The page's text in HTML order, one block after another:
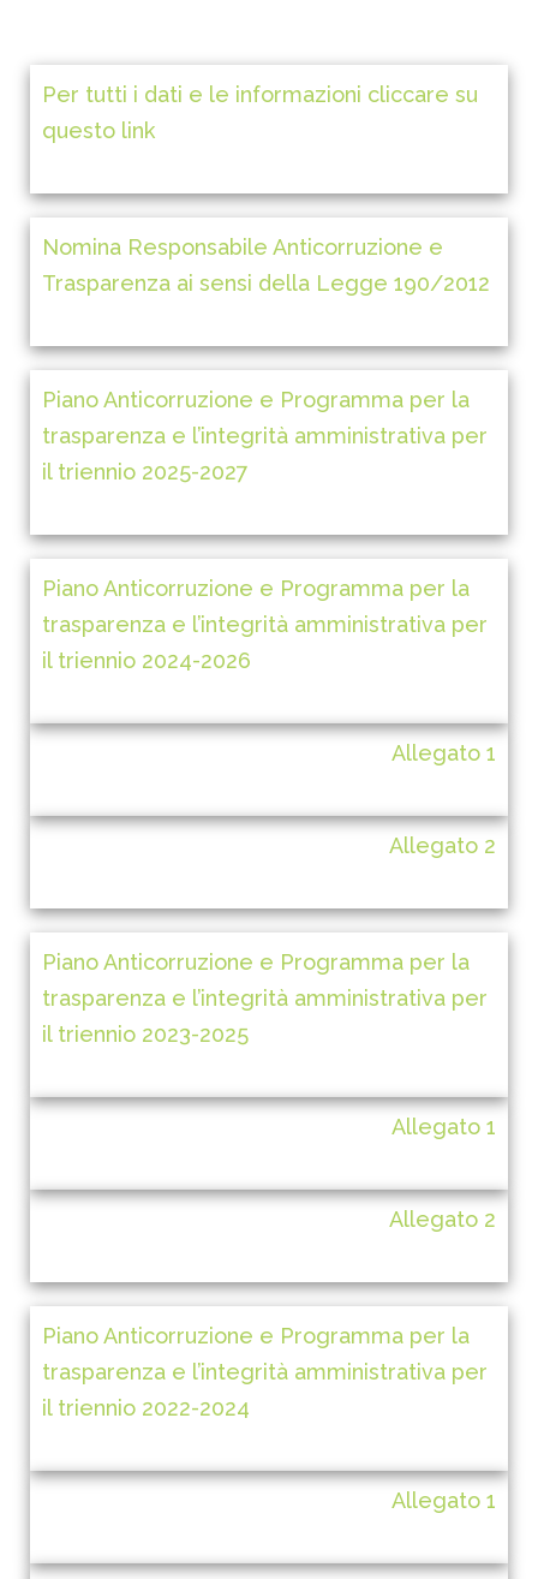
Per tutti i dati e le informazioni cliccare su
questo link
Nomina Responsabile Anticorruzione e
Trasparenza ai sensi della Legge 190/2012
Piano Anticorruzione e Programma per la
trasparenza e l’integrità amministrativa per
il triennio 2025-2027
Piano Anticorruzione e Programma per la
trasparenza e l’integrità amministrativa per
il triennio 2024-2026
Allegato 1
Allegato 2
Piano Anticorruzione e Programma per la
trasparenza e l’integrità amministrativa per
il triennio 2023-2025
Allegato 1
Allegato 2
Piano Anticorruzione e Programma per la
trasparenza e l’integrità amministrativa per
il triennio 2022-2024
Allegato 1